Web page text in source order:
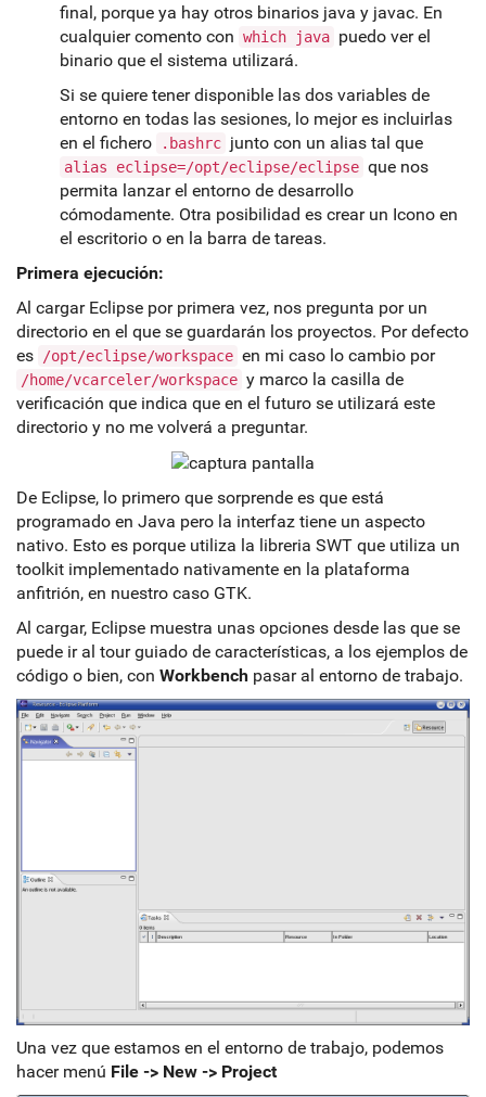
final, porque ya hay otros binarios java y javac. En
cualquier comento con which java puedo ver el
binario que el sistema utilizará.
Si se quiere tener disponible las dos variables de
entorno en todas las sesiones, lo mejor es incluirlas
en el fichero
.bashrc junto con un alias tal que
alias eclipse=/opt/eclipse/eclipse que nos
permita lanzar el entorno de desarrollo
cómodamente. Otra posibilidad es crear un Icono en
el escritorio o en la barra de tareas.
Primera ejecución:
Al cargar Eclipse por primera vez, nos pregunta por un
directorio en el que se guardarán los proyectos. Por defecto
es
/opt/eclipse/workspace en mi caso lo cambio por
/home/vcarceler/workspace y marco la casilla de
verificación que indica que en el futuro se utilizará este
directorio y no me volverá a preguntar.
De Eclipse, lo primero que sorprende es que está
programado en Java pero la interfaz tiene un aspecto
nativo. Esto es porque utiliza la libreria SWT que utiliza un
toolkit implementado nativamente en la plataforma
anfitrión, en nuestro caso GTK.
Al cargar, Eclipse muestra unas opciones desde las que se
puede ir al tour guiado de características, a los ejemplos de
código o bien, con Workbench pasar al entorno de trabajo.
Una vez que estamos en el entorno de trabajo, podemos
hacer menú File -> New -> Project